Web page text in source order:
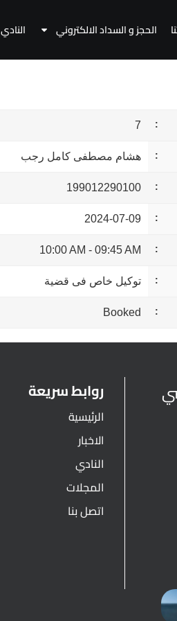
الحجز و السداد الالكتروني النادي
7
هشام مصطفى كامل رجب
199012290100
2024-07-09
09:45 AM
-
10:00 AM
توكيل خاص فى قضية
Booked
روابط سريعة
الرئيسية
الاخبار
النادي
المجلات
اتصل بنا